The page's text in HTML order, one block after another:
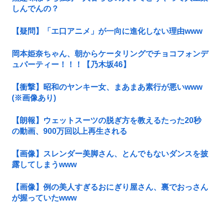
しんでんの？
【疑問】「エ口アニメ」が一向に進化しない理由www
岡本姫奈ちゃん、朝からケータリングでチョコフォンデ
ュパーティー！！！【乃木坂46】
【衝撃】昭和のヤンキー女、まあまあ素行が悪いwww
(※画像あり)
【朗報】ウェットスーツの脱ぎ方を教えるたった20秒
の動画、900万回以上再生される
【画像】スレンダー美脚さん、とんでもないダンスを披
露してしまうwww
【画像】例の美人すぎるおにぎり屋さん、裏でおっさん
が握っていたwww